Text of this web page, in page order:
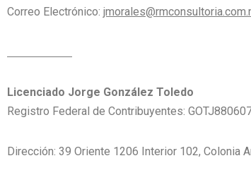
Correo Electrónico:
Licenciado Jorge González Toledo
Registro Federal de Contribuyentes:
Dirección: 39 Oriente 1206 Interior 102, Colonia